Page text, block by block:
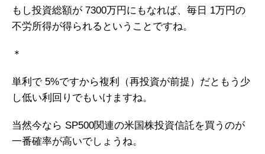
もし投資総額が 7300万円にもなれば、毎日 1万円の
不労所得が得られるということですね。
＊
単利で 5%ですから複利（再投資が前提）だともう少
し低い利回りでもいけますね。
当然今なら SP500関連の米国株投資信託を買うのが
一番確率が高いでしょうね。